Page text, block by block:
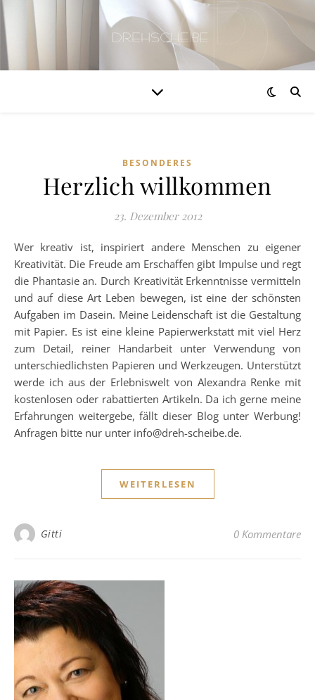
BESONDERES
Herzlich willkommen
23. Dezember 2012
Wer kreativ ist, inspiriert andere Menschen zu eigener
Kreativität. Die Freude am Erschaffen gibt Impulse und regt
die Phantasie an. Durch Kreativität Erkenntnisse vermitteln
und auf diese Art Leben bewegen, ist eine der schönsten
Aufgaben im Dasein. Meine Leidenschaft ist die Gestaltung
mit Papier. Es ist eine kleine Papierwerkstatt mit viel Herz
zum Detail, reiner Handarbeit unter Verwendung von
unterschiedlichsten Papieren und Werkzeugen. Unterstützt
werde ich aus der Erlebniswelt von Alexandra Renke mit
kostenlosen oder rabattierten Artikeln. Da ich gerne meine
Erfahrungen weitergebe, fällt dieser Blog unter Werbung!
Anfragen bitte nur unter info@dreh-scheibe.de.
WEITERLESEN
Gitti 0 Kommentare